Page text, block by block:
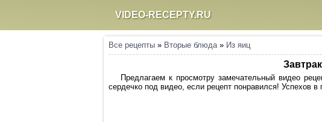
VIDEO-RECEPTY.RU
Все рецепты » Вторые блюда» Из яиц
Предлагаем к просмотру замечательный видео
сердечко под видео, если рецепт понравился! Успехов в